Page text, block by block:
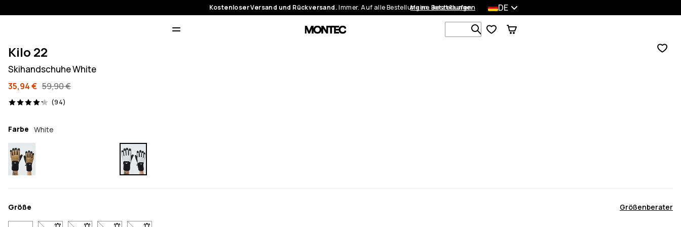
Kostenloser Versand und Rückversand.Immer. Auf alle Bestellungen. Jetzt kaufen
Meine Bestellungen DE
Durchsuche 1 000+ Produkte
Kilo 22
Skihandschuhe White
35,94 € 59,90 €
(94)
94 Reviews, 4.2/5
Farbe White
Größe Größenberater